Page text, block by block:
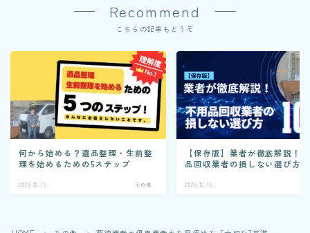
Recommend
こちらの記事もどうぞ
何から始める？遺品整理・生前整
理を始めるための5ステップ
2025.12.19 その他
【保存版】業者が徹底解説！
品回収業者の損しない選び方
2025.12.19